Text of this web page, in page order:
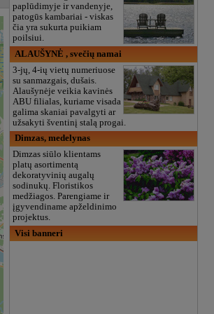
paplūdimyje ir vandenyje,
patogūs kambariai - viskas
čia yra sukurta puikiam
poilsiui.
ALAUŠYNĖ , svečių namai
3-jų, 4-ių vietų numeriuose
su sanmazgais, dušais.
Alaušynėje veikia kavinės
ABU filialas, kuriame visada
galima skaniai pavalgyti ar
užsakyti šventinį stalą progai.
Dimzas, medelynas
Dimzas siūlo klientams
platų asortimentą
dekoratyvinių augalų
sodinukų. Floristikos
medžiagos. Parengiame ir
įgyvendiname apželdinimo
projektus.
Visi banneri